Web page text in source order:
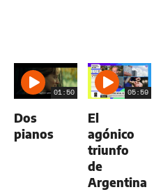
01:50
Dos
pianos
05:59
El
agónico
triunfo
de
Argentina